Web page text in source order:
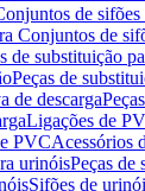
de sifões
Conjuntos de
de substituição
Peças de
de descarga
Ligações de
PVCAcessórios
urinóisPeças de
Sifões de